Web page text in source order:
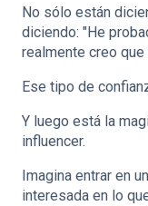
No sólo están
diciendo: "He
realmente creo
Ese tipo de
Y luego está la
influencer.
Imagina entrar en
interesada en lo